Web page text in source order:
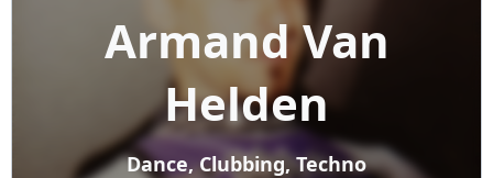
Armand Van
Helden
Dance, Clubbing, Techno